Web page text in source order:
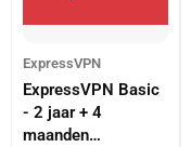
ExpressVPN
ExpressVPN Basic
- 2 jaar + 4
maanden